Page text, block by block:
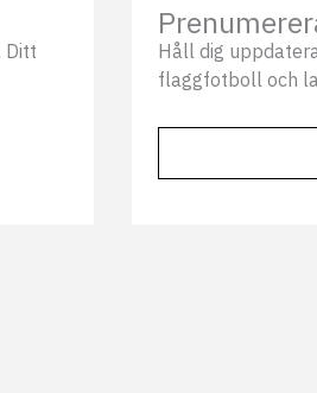
Ditt
Håll dig
flaggfotboll och